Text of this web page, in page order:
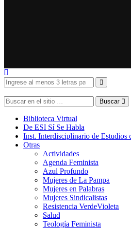
Buscar
Biblioteca Virtual
De ESI Sí Se Habla
Inst. Interdisciplinario de Estudios
Otras
Actividades
Agenda Feminista
Azul Profundo
Mujeres de La Pampa
Mujeres en Palabras
Mujeres Sindicalistas
Resistencia VerdeVioleta
Salud
Teología Feminista